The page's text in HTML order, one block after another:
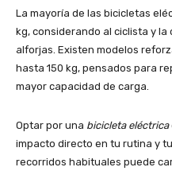
La mayoría de las bicicletas
kg, considerando al ciclista y la
alforjas. Existen modelos
hasta 150 kg, pensados para
mayor capacidad de carga.
Optar por una bicicleta eléctrica
impacto directo en tu rutina y
recorridos habituales puede